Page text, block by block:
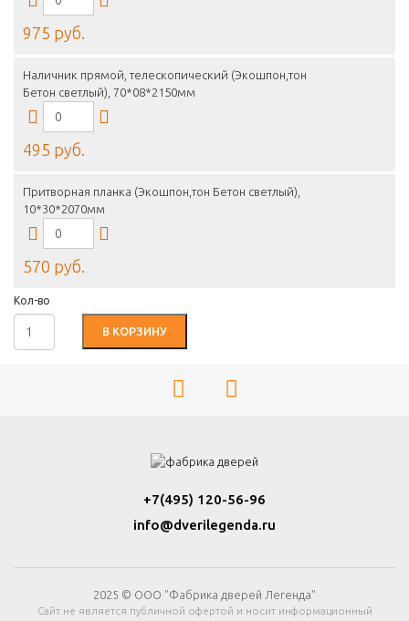
975 руб.
Наличник прямой, телескопический (Экошпон,тон
Бетон светлый), 70*08*2150мм
495 руб.
Притворная планка (Экошпон,тон Бетон светлый),
10*30*2070мм
570 руб.
Кол-во
В КОРЗИНУ
+7(495) 120-56-96
info@dverilegenda.ru
2025 © ООО "Фабрика дверей Легенда"
Сайт не является публичной офертой и носит информационный